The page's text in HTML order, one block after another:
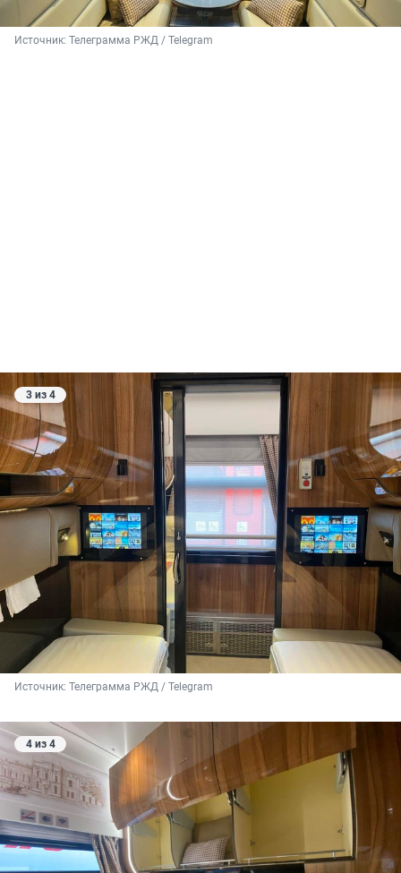
Источник: Телеграмма РЖД / Telegram
3 из 4
Источник: Телеграмма РЖД / Telegram
4 из 4